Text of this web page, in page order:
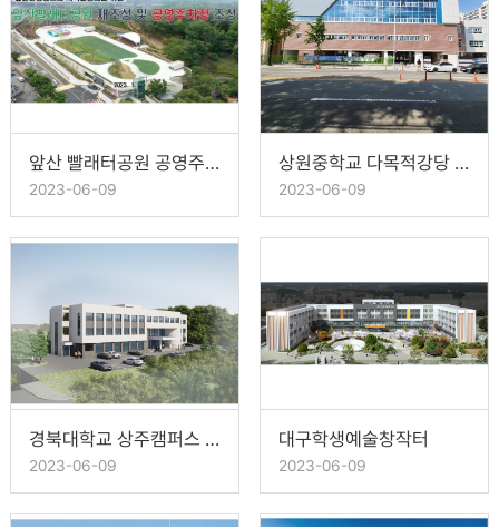
앞산 빨래터공원 공영주차장
2023-06-09
상원중학교 다목적강당 및 급식소 증축공사
2023-06-09
경북대학교 상주캠퍼스 학생회관
2023-06-09
대구학생예술창작터
2023-06-09